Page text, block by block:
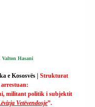
Valton Hasani
e Kososvës | Strukturat
arrestuan:
militant politik i subjektit
Vetëvendosje”.